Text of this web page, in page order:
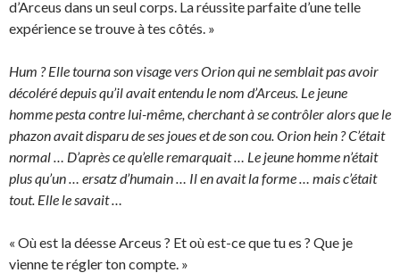
d’Arceus dans un seul corps. La réussite parfaite d’une telle
expérience se trouve à tes côtés. »
Hum ? Elle tourna son visage vers Orion qui ne semblait pas avoir
décoléré depuis qu’il avait entendu le nom d’Arceus. Le jeune
homme pesta contre lui-même, cherchant à se contrôler alors que le
phazon avait disparu de ses joues et de son cou. Orion hein ? C’était
normal … D’après ce qu’elle remarquait … Le jeune homme n’était
plus qu’un … ersatz d’humain … Il en avait la forme … mais c’était
tout. Elle le savait …
« Où est la déesse Arceus ? Et où est-ce que tu es ? Que je
vienne te régler ton compte. »